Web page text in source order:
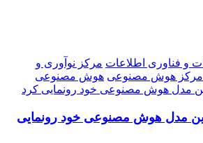
و فناوری اطلاعات مرکز نوآوری و
مرکز هوش مصنوعی هوش مصنوعی
مدل هوش مصنوعی خود رونمایی